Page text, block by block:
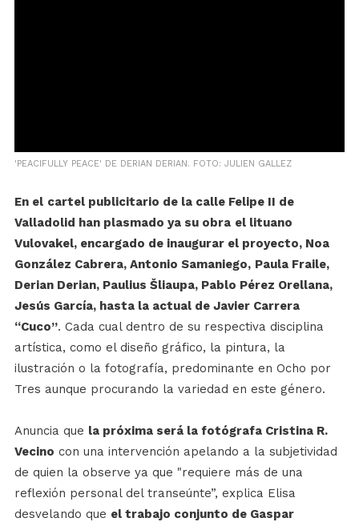
'PEACIFULLY PEACE' DE DERIAN DERIAN. FOTO: JULIEN GALLEZ
En el cartel publicitario de la calle Felipe II de
Valladolid han plasmado ya su obra el lituano
Vulovakel, encargado de inaugurar el proyecto, Noa
González Cabrera, Antonio Samaniego, Paula Fraile,
Derian Derian, Paulius Šliaupa, Pablo Pérez Orellana,
Jesús García, hasta la actual de Javier Carrera
“Cuco”. Cada cual dentro de su respectiva disciplina
artística, como el diseño gráfico, la pintura, la
ilustración o la fotografía, predominante en Ocho por
Tres aunque procurando la variedad en este género.
Anuncia que la próxima será la fotógrafa Cristina R.
Vecino con una intervención apelando a la subjetividad
de quien la observe ya que "requiere más de una
reflexión personal del transeúnte”, explica Elisa
desvelando que el trabajo conjunto de Gaspar